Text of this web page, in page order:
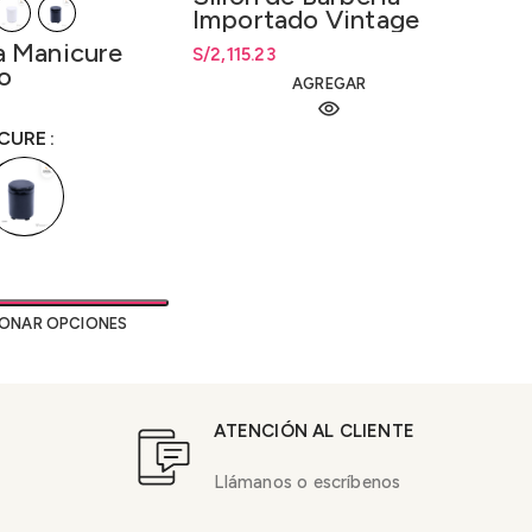
Manicure
desde
OPCIONES
Importado Vintage
Hidráulico
S/2,115.23
AGREGAR
ATENCIÓN AL CLIENTE
Llámanos o escríbenos